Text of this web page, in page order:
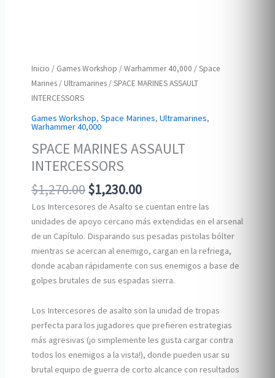
Inicio / Games Workshop /Warhammer 40,000 /Space
Marines / Ultramarines / SPACE MARINES ASSAULT
INTERCESSORS
Games Workshop,Space Marines,Ultramarines,
Warhammer 40,000
SPACE MARINES ASSAULT
INTERCESSORS
$1,270.00Original
price
was:
$1,270.00.
$1,230.00Current
price
is:
$1,230.00.
Los Intercesores de Asalto se cuentan entre las
unidades de apoyo cercano más extendidas en el arsenal
de un Capítulo. Disparando sus pesadas pistolas bólter
mientras se acercan al enemigo, cargan en la refriega,
donde acaban rápidamente con sus enemigos a base de
golpes brutales de sus espadas sierra.
Los Intercesores de asalto son la unidad de tropas
perfecta para los jugadores que prefieren estrategias
más agresivas (¡o simplemente les gusta cargar contra
todos los enemigos a la vista!), donde pueden usar su
brutal equipo de guerra de corto alcance con resultados